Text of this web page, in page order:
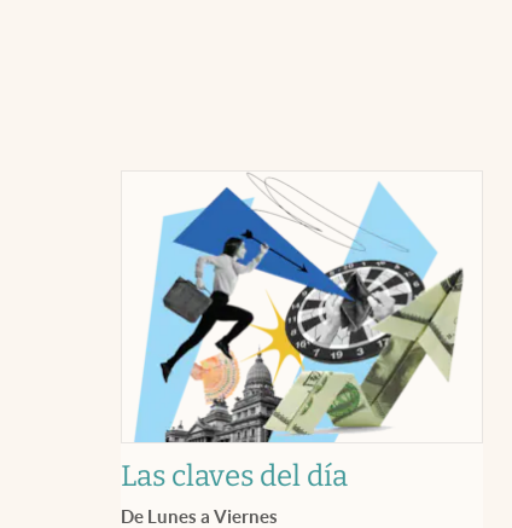
Las claves del día
De Lunes a Viernes